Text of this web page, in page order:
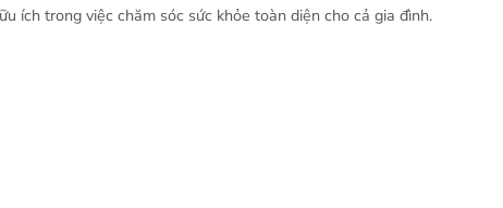
ích trong việc chăm sóc sức khỏe toàn diện cho cả gia đình.